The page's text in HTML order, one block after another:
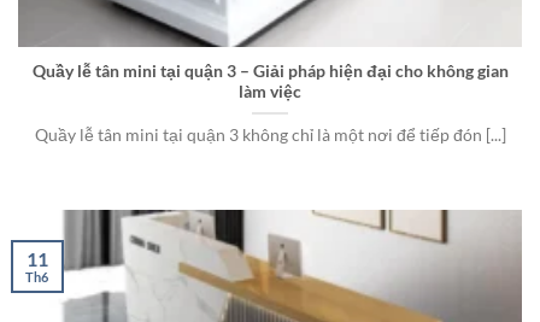
Quầy lễ tân mini tại quận 3 – Giải pháp hiện đại cho không gian
làm việc
Quầy lễ tân mini tại quận 3 không chỉ là một nơi để tiếp đón [...]
11
Th6